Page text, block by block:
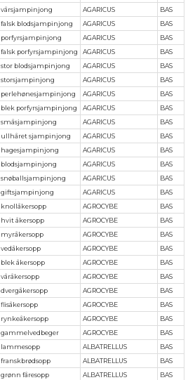
vårsjampinjong AGARICUS
BAS
falsk blodsjampinjong AGARICUS
BAS
porfyrsjampinjong AGARICUS
BAS
falsk porfyrsjampinjong AGARICUS
BAS
stor blodsjampinjong AGARICUS
BAS
storsjampinjong AGARICUS
BAS
perlehønesjampinjong AGARICUS
BAS
blek porfyrsjampinjong AGARICUS
BAS
småsjampinjong AGARICUS
BAS
ullhåret sjampinjong AGARICUS
BAS
hagesjampinjong AGARICUS
BAS
blodsjampinjong AGARICUS
BAS
snøballsjampinjong AGARICUS
BAS
giftsjampinjong AGARICUS
BAS
knollåkersopp AGROCYBE
BAS
hvit åkersopp AGROCYBE
BAS
myråkersopp AGROCYBE
BAS
vedåkersopp AGROCYBE
BAS
blek åkersopp AGROCYBE
BAS
våråkersopp AGROCYBE
BAS
dvergåkersopp AGROCYBE
BAS
flisåkersopp AGROCYBE
BAS
rynkeåkersopp AGROCYBE
BAS
gammelvedbeger AGROCYBE
BAS
lammesopp ALBATRELLUS
BAS
franskbrødsopp ALBATRELLUS
BAS
grønn fåresopp ALBATRELLUS
BAS